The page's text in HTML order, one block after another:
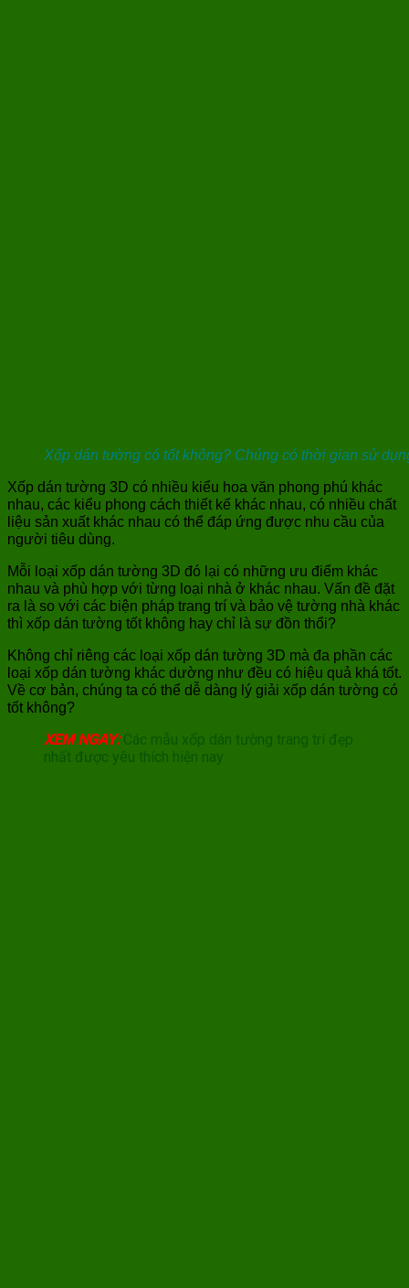
Xốp dán tường có tốt không? Chúng có thời gian sử
Xốp dán tường 3D có nhiều kiểu hoa văn phong phú khác
nhau, các kiểu phong cách thiết kế khác nhau, có nhiều chất
liệu sản xuất khác nhau có thể đáp ứng được nhu cầu của
người tiêu dùng.
Mỗi loại xốp dán tường 3D đó lại có những ưu điểm khác
nhau và phù hợp với từng loại nhà ở khác nhau. Vấn đề đặt
ra là so với các biện pháp trang trí và bảo vệ tường nhà khác
thì xốp dán tường tốt không hay chỉ là sự đồn thổi?
Không chỉ riêng các loại xốp dán tường 3D mà đa phần các
loại xốp dán tường khác dường như đều có hiệu quả khá tốt.
Về cơ bản, chúng ta có thể dễ dàng lý giải xốp dán tường có
tốt không?
XEM NGAY: Các mẫu xốp dán tường trang trí đẹp
nhất được yêu thích hiện nay